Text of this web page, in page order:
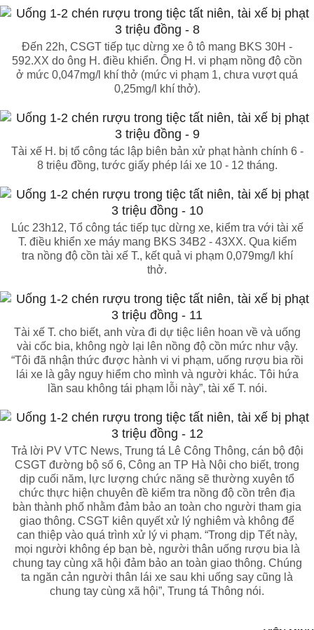
Đến 22h, CSGT tiếp tục dừng xe ô tô mang BKS 30H -
592.XX do ông H. điều khiển. Ông H. vi phạm nồng độ cồn
ở mức 0,047mg/l khí thở (mức vi phạm 1, chưa vượt quá
0,25mg/l khí thở).
Tài xế H. bị tổ công tác lập biên bản xử phạt hành chính 6 -
8 triệu đồng, tước giấy phép lái xe 10 - 12 tháng.
Lúc 23h12, Tổ công tác tiếp tục dừng xe, kiểm tra với tài xế
T. điều khiển xe máy mang BKS 34B2 - 43XX. Qua kiểm
tra nồng độ cồn tài xế T., kết quả vi phạm 0,079mg/l khí
thở.
Tài xế T. cho biết, anh vừa đi dự tiệc liên hoan về và uống
vài cốc bia, không ngờ lại lên nồng độ cồn mức như vậy.
“Tôi đã nhận thức được hành vi vi phạm, uống rượu bia rồi
lái xe là gây nguy hiểm cho mình và người khác. Tôi hứa
lần sau không tái phạm lỗi này”, tài xế T. nói.
Trả lời PV VTC News, Trung tá Lê Công Thông, cán bộ đội
CSGT đường bộ số 6, Công an TP Hà Nội cho biết, trong
dịp cuối năm, lực lượng chức năng sẽ thường xuyên tổ
chức thực hiện chuyên đề kiểm tra nồng độ cồn trên địa
bàn thành phố nhằm đảm bảo an toàn cho người tham gia
giao thông. CSGT kiên quyết xử lý nghiêm và không để
can thiệp vào quá trình xử lý vi phạm. “Trong dịp Tết này,
mọi người không ép bạn bè, người thân uống rượu bia là
chung tay cùng xã hội đảm bảo an toàn giao thông. Chúng
ta ngăn cản người thân lái xe sau khi uống say cũng là
chung tay cùng xã hội”, Trung tá Thông nói.